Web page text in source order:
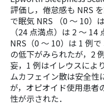
評価し，倦怠感も NRS
で眠気 NRS （0 〜 10）
（24 点満点）は 2 〜
NRS（0 〜 10）は 1 例
の低下がみられたが，2
妄，1 例はイレウスによ
ムカフェイン散は安全性
が，オピオイド使用患者
性が示された．